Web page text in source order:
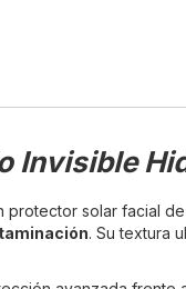
Invisible
protector solar facial
. Su textura